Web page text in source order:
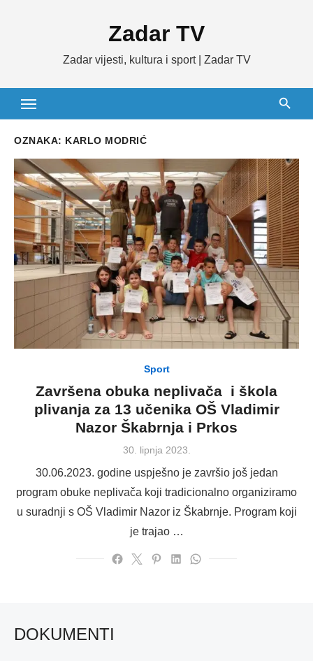
Zadar TV
Zadar vijesti, kultura i sport | Zadar TV
OZNAKA: KARLO MODRIĆ
Sport
Završena obuka neplivača i škola
plivanja za 13 učenika OŠ Vladimir
Nazor Škabrnja i Prkos
Posted
30. lipnja 2023.
30.06.2023. godine uspješno je završio još jedan
program obuke neplivača koji tradicionalno organiziramo
u suradnji s OŠ Vladimir Nazor iz Škabrnje. Program koji
je trajao …
DOKUMENTI